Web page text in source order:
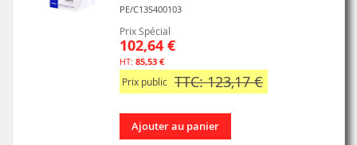
PE/C13S400103
Prix Spécial
102,64 €
85,53 €
Prix public TTC: 123,17 €
Ajouter au panier